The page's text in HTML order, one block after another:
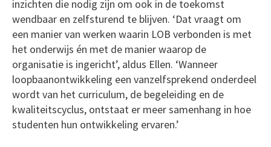
inzichten die nodig zijn om ook in de toekomst
wendbaar en zelfsturend te blijven. ‘Dat vraagt om
een manier van werken waarin LOB verbonden is met
het onderwijs én met de manier waarop de
organisatie is ingericht’, aldus Ellen. ‘Wanneer
loopbaanontwikkeling een vanzelfsprekend onderdeel
wordt van het curriculum, de begeleiding en de
kwaliteitscyclus, ontstaat er meer samenhang in hoe
studenten hun ontwikkeling ervaren.’